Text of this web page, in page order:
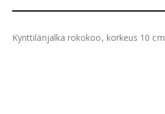
Kynttilänjalka rokokoo, korkeus 10 cm